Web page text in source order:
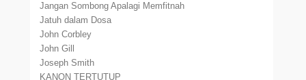
Jangan Sombong Apalagi Memfitnah
Jatuh dalam Dosa
John Corbley
John Gill
Joseph Smith
KANON TERTUTUP